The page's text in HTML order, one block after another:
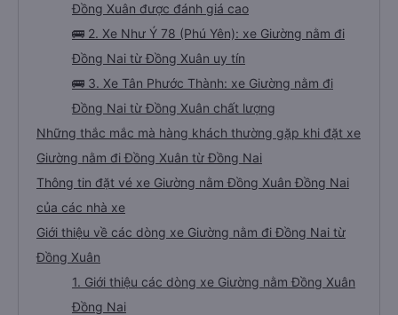
Đồng Xuân được đánh giá cao
🚌 2. Xe Như Ý 78 (Phú Yên): xe Giường nằm đi
Đồng Nai từ Đồng Xuân uy tín
🚌 3. Xe Tân Phước Thành: xe Giường nằm đi
Đồng Nai từ Đồng Xuân chất lượng
Những thắc mắc mà hàng khách thường gặp khi đặt xe
Giường nằm đi Đồng Xuân từ Đồng Nai
Thông tin đặt vé xe Giường nằm Đồng Xuân Đồng Nai
của các nhà xe
Giới thiệu về các dòng xe Giường nằm đi Đồng Nai từ
Đồng Xuân
1. Giới thiệu các dòng xe Giường nằm Đồng Xuân
Đồng Nai